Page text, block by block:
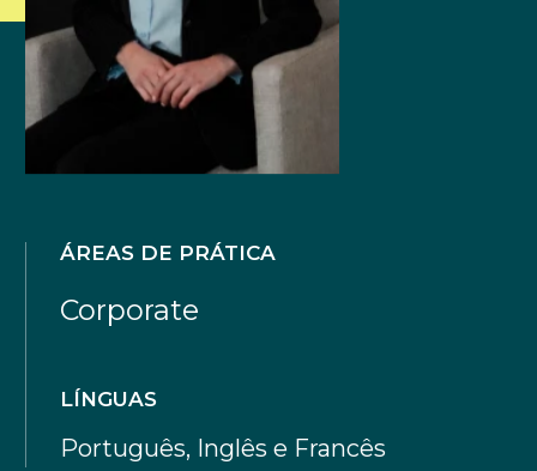
ÁREAS DE PRÁTICA
Corporate
LÍNGUAS
Português, Inglês e Francês